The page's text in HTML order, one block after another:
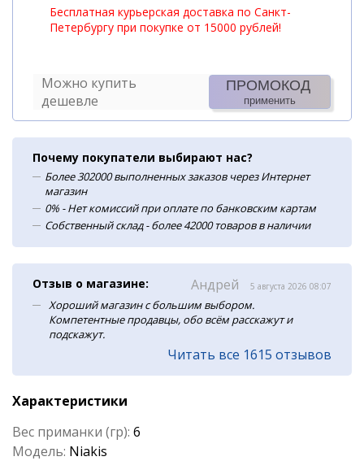
Бесплатная курьерская доставка по Санкт-
Петербургу при покупке от 15000 рублей!
Можно купить
дешевле
ПРОМОКОД
применить
Почему покупатели выбирают нас?
Более 302000 выполненных заказов через Интернет
магазин
0% - Нет комиссий при оплате по банковским картам
Собственный склад - более 42000 товаров в наличии
Отзыв о магазине: Андрей 5 августа 2026 08:07
Хороший магазин с большим выбором.
Компетентные продавцы, обо всём расскажут и
подскажут.
Читать все 1615 отзывов
Характеристики
Вес приманки (гр): 6
Модель: Niakis